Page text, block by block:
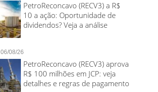
PetroReconcavo (RECV3) a R$
10 a ação: Oportunidade de
dividendos? Veja a análise
06/08/26
PetroReconcavo (RECV3) aprova
R$ 100 milhões em JCP: veja
detalhes e regras de pagamento